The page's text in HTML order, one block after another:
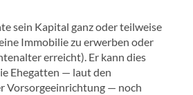
sein Kapital ganz oder teilweise
Immobilie zu erwerben oder
erreicht). Er kann dies
Ehegatten — laut den
Vorsorgeeinrichtung — noch